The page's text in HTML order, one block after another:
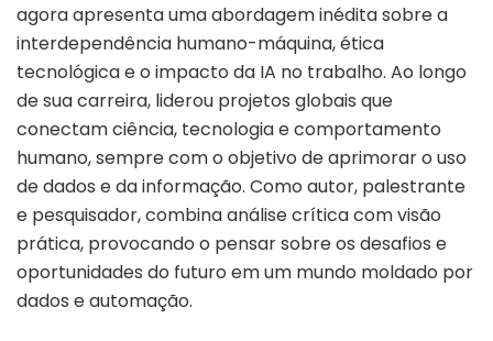
agora apresenta uma abordagem inédita sobre a
interdependência humano-máquina, ética
tecnológica e o impacto da IA no trabalho. Ao longo
de sua carreira, liderou projetos globais que
conectam ciência, tecnologia e comportamento
humano, sempre com o objetivo de aprimorar o uso
de dados e da informação. Como autor, palestrante
e pesquisador, combina análise crítica com visão
prática, provocando o pensar sobre os desafios e
oportunidades do futuro em um mundo moldado por
dados e automação.